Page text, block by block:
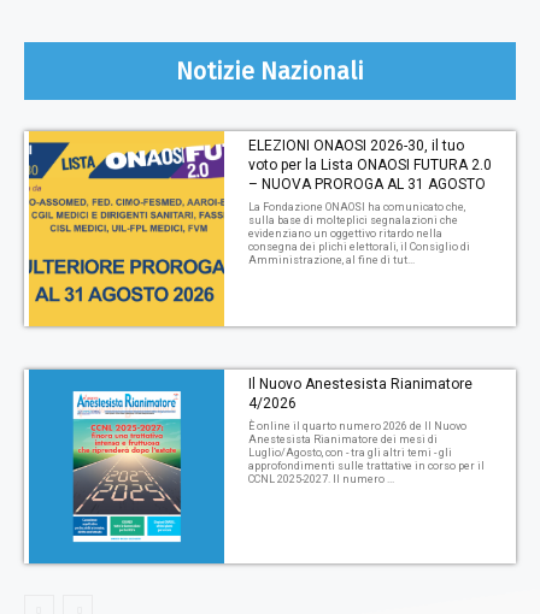
Notizie Nazionali
ELEZIONI ONAOSI 2026-30, il tuo
voto per la Lista ONAOSI FUTURA 2.0
– NUOVA PROROGA AL 31 AGOSTO
La Fondazione ONAOSI ha comunicato che,
sulla base di molteplici segnalazioni che
evidenziano un oggettivo ritardo nella
consegna dei plichi elettorali, il Consiglio di
Amministrazione, al fine di tut...
Il Nuovo Anestesista Rianimatore
4/2026
È online il quarto numero 2026 de Il Nuovo
Anestesista Rianimatore dei mesi di
Luglio/Agosto, con - tra gli altri temi - gli
approfondimenti sulle trattative in corso per il
CCNL 2025-2027. Il numero ...